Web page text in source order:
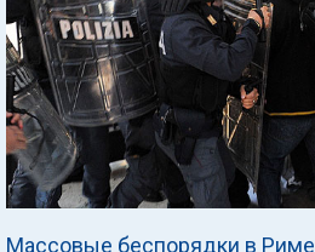
Массовые беспорядки в